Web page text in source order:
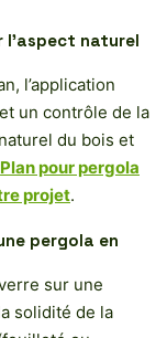
l’aspect naturel
l’application
un contrôle de la
du bois et
Plan pour pergola
projet.
pergola en
sur une
solidité de la